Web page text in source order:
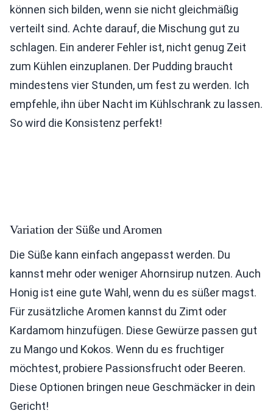
können sich bilden, wenn sie nicht gleichmäßig
verteilt sind. Achte darauf, die Mischung gut zu
schlagen. Ein anderer Fehler ist, nicht genug Zeit
zum Kühlen einzuplanen. Der Pudding braucht
mindestens vier Stunden, um fest zu werden. Ich
empfehle, ihn über Nacht im Kühlschrank zu lassen.
So wird die Konsistenz perfekt!
Variation der Süße und Aromen
Die Süße kann einfach angepasst werden. Du
kannst mehr oder weniger Ahornsirup nutzen. Auch
Honig ist eine gute Wahl, wenn du es süßer magst.
Für zusätzliche Aromen kannst du Zimt oder
Kardamom hinzufügen. Diese Gewürze passen gut
zu Mango und Kokos. Wenn du es fruchtiger
möchtest, probiere Passionsfrucht oder Beeren.
Diese Optionen bringen neue Geschmäcker in dein
Gericht!